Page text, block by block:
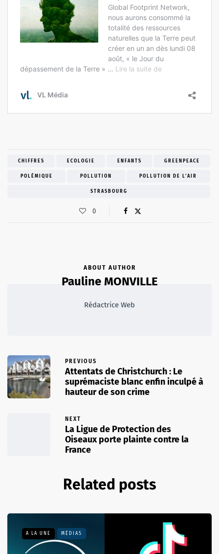
CHIFFRES ECOLOGIE ENFANTS GREENPEACE
POLÉMIQUE POLLUTION POLLUTION DE L'AIR
STRASBOURG
0
ABOUT AUTHOR
Pauline MONVILLE
Rédactrice Web
PREVIOUS
Attentats de Christchurch : Le
suprémaciste blanc enfin inculpé à
hauteur de son crime
NEXT
La Ligue de Protection des
Oiseaux porte plainte contre la
France
Related posts
A LA UNE MÉDIAS